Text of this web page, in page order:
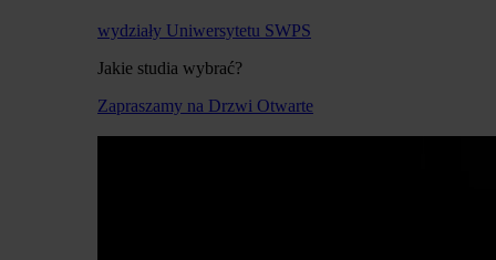
wydziały Uniwersytetu SWPS
Jakie studia wybrać?
Zapraszamy na Drzwi Otwarte